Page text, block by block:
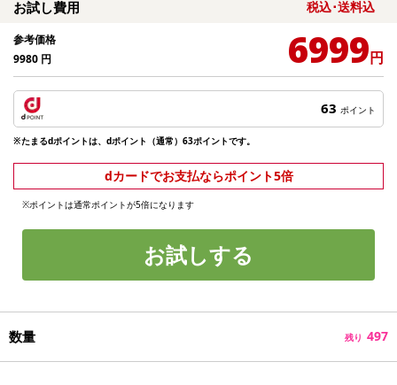
お試し費用 税込･送料込
参考価格
9980 円 6999円
63 ポイント
※たまるdポイントは、dポイント（通常）63ポイントです。
dカードでお支払ならポイント5倍
※ポイントは通常ポイントが5倍になります
お試しする
数量 残り 497